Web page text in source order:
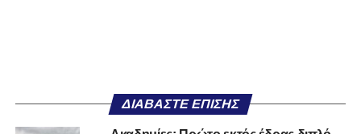
ΔΙΑΒΆΣΤΕ ΕΠΊΣΗΣ